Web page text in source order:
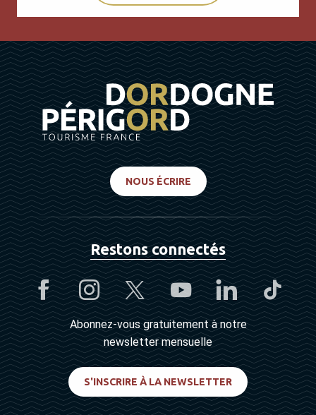
NOUS ÉCRIRE
Restons connectés
Abonnez-vous gratuitement à notre
newsletter mensuelle
S'INSCRIRE À LA NEWSLETTER